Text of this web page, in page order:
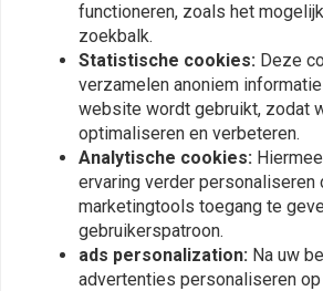
Plaats ook een review
Vergelijkbare producten
functioneren, zoals het
zoekbalk.
Statistische cookies: Deze
verzamelen anoniem
website wordt gebruikt, zodat
optimaliseren en verbeteren.
Analytische cookies:
ervaring verder personaliseren
marketingtools toegang te
gebruikerspatroon.
ads personalization: Na uw
advertenties personaliseren